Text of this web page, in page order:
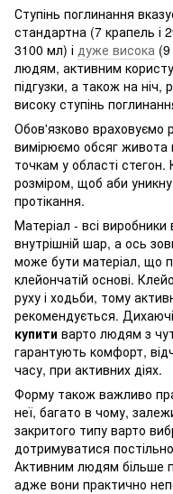
Ступінь поглинання
стандартна (7 крапель і
3100 мл) і дуже висока
людям, активним
підгузки, а також на
високу ступінь
Обов'язково враховуємо
вимірюємо обсяг живота
точкам у області стегон.
розміром, щоб аби
протікання.
Матеріал - всі
внутрішній шар, а ось
може бути матеріал, що
клейончатій основі.
руху і ходьби, тому
рекомендується. Дихаючі
купити варто людям з
гарантують комфорт,
часу, при активних діях.
Форму також важливо
неї, багато в чому,
закритого типу варто
дотримуватися
Активним людям більше
адже вони практично